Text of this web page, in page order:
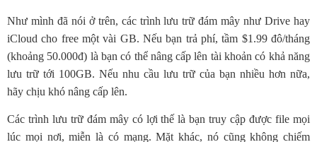
Như mình đã nói ở trên, các trình lưu trữ đám mây như Drive hay
iCloud cho free một vài GB. Nếu bạn trả phí, tầm $1.99 đô/tháng
(khoảng 50.000đ) là bạn có thể nâng cấp lên tài khoản có khả năng
lưu trữ tới 100GB. Nếu nhu cầu lưu trữ của bạn nhiều hơn nữa,
hãy chịu khó nâng cấp lên.
Các trình lưu trữ đám mây có lợi thế là bạn truy cập được file mọi
lúc mọi nơi, miễn là có mạng. Mặt khác, nó cũng không chiếm